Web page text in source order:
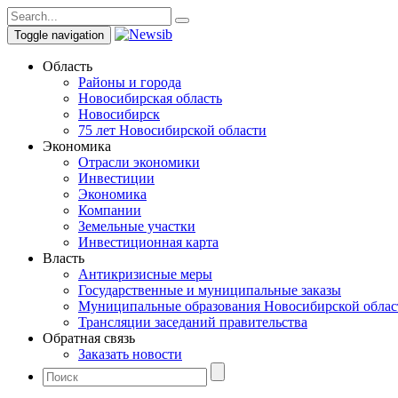
Toggle navigation
Область
Районы и города
Новосибирская область
Новосибирск
75 лет Новосибирской области
Экономика
Отрасли экономики
Инвестиции
Экономика
Компании
Земельные участки
Инвестиционная карта
Власть
Антикризисные меры
Государственные и муниципальные заказы
Муниципальные образования Новосибирской
Трансляции заседаний правительства
Обратная связь
Заказать новости